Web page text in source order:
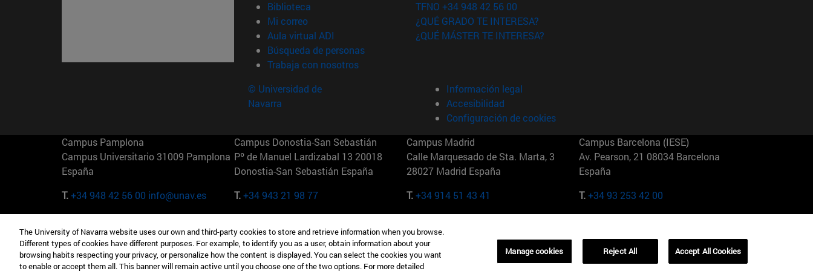
Biblioteca (abre en nueva ventana)
Mi correo(abre en nueva ventana)
Aula virtual ADI (abre en nueva ventana)
Búsqueda de personas(abre en nueva ventana)
Trabaja con nosotros(abre en nueva ventana)
TFNO +34 948 42 56 00
¿QUÉ GRADO TE INTERESA?
¿QUÉ MÁSTER TE INTERESA?
© Universidad de
Navarra
Información legal
Accesibilidad
Configuración de cookies
Campus Pamplona
Campus Universitario 31009 Pamplona
España
T.+34 948 42 56 00 info@unav.es
Campus Donostia-San Sebastián
Pº de Manuel Lardizabal 13 20018
Donostia-San Sebastián España
T.+34 943 21 98 77
Campus Madrid
Calle Marquesado de Sta. Marta, 3
28027 Madrid España
T.+34 914 51 43 41
Campus Barcelona (IESE)
Av. Pearson, 21 08034 Barcelona
España
T.+34 93 253 42 00
Camino del Cerro Águila 3 28023
Madrid España
165 W 57th St 10019-2201 Nueva York
EE.UU
Maria-Theresia-Straße 15 81675
Múnich Alemania
01321001 Bela Vista Brasil
The University of Navarra website uses our own and third-party cookies to store and retrieve information when you browse.
Different types of cookies have different purposes. For example, to identify you as a user, obtain information about your
browsing habits respecting your privacy, or personalize how the content is displayed. You can select the cookies you want
to enable or accept them all. This banner will remain active until you choose one of the two options. For more detailed
Manage cookies Reject All Accept All Cookies